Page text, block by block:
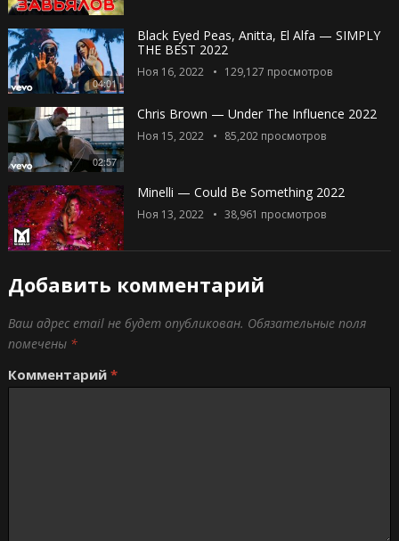
04:01
Black Eyed Peas, Anitta, El Alfa — SIMPLY
THE BEST 2022
Ноя 16, 2022 129,127 просмотров
02:57
Chris Brown — Under The Influence 2022
Ноя 15, 2022 85,202просмотров
Minelli — Could Be Something 2022
Ноя 13, 2022 38,961 просмотров
Добавить комментарий
Ваш адрес email не будет опубликован. Обязательные поля
помечены *
Комментарий *